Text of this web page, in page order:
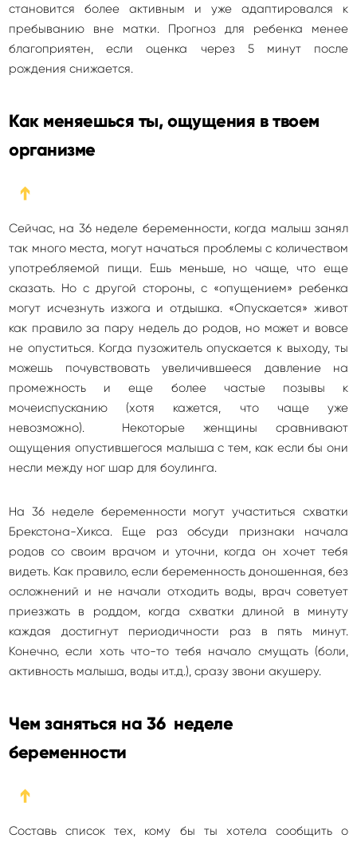
становится более активным и уже адаптировался к
пребыванию вне матки. Прогноз для ребенка менее
благоприятен, если оценка через 5 минут после
рождения снижается.
Как меняешься ты, ощущения в твоем
организме
➔
Сейчас, на 36 неделе беременности, когда малыш занял
так много места, могут начаться проблемы с количеством
употребляемой пищи. Ешь меньше, но чаще, что еще
сказать. Но с другой стороны, с «опущением» ребенка
могут исчезнуть изжога и отдышка. «Опускается» живот
как правило за пару недель до родов, но может и вовсе
не опуститься. Когда пузожитель опускается к выходу, ты
можешь почувствовать увеличившееся давление на
промежность и еще более частые позывы к
мочеиспусканию (хотя кажется, что чаще уже
невозможно). Некоторые женщины сравнивают
ощущения опустившегося малыша с тем, как если бы они
несли между ног шар для боулинга.
На 36 неделе беременности могут участиться схватки
Брекстона-Хикса. Еще раз обсуди признаки начала
родов со своим врачом и уточни, когда он хочет тебя
видеть. Как правило, если беременность доношенная, без
осложнений и не начали отходить воды, врач советует
приезжать в роддом, когда схватки длиной в минуту
каждая достигнут периодичности раз в пять минут.
Конечно, если хоть что-то тебя начало смущать (боли,
активность малыша, воды ит.д.), сразу звони акушеру.
Чем заняться на 36 неделе
беременности
➔
Составь список тех, кому бы ты хотела сообщить о